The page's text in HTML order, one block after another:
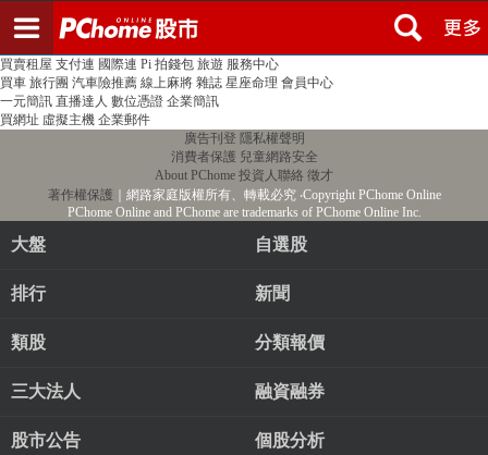
PChome首頁 線上購物 24h購物 書店
買賣租屋 支付連 國際連 Pi 拍錢包 旅遊 服務中心
買車 旅行團 汽車險推薦 線上麻將 雜誌 星座命理 會員中心
一元簡訊 直播達人 數位憑證 企業簡訊
買網址 虛擬主機 企業郵件
廣告刊登 隱私權聲明
消費者保護 兒童網路安全
About PChome 投資人聯絡 徵才
著作權保護 ｜網路家庭版權所有、轉載必究‧Copyright PChome Online
PChome Online and PChome are trademarks of PChome Online Inc.
大盤 自選股
排行 新聞
類股 分類報價
三大法人 融資融券
股市公告 個股分析